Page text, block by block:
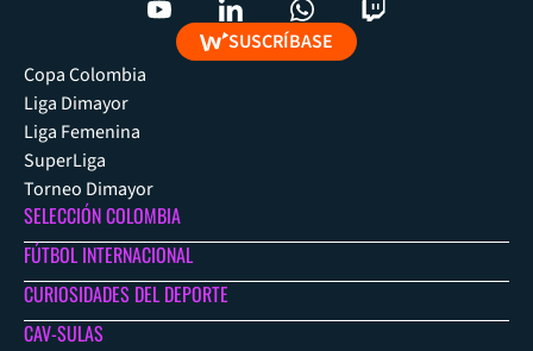
SUSCRÍBASE
Copa Colombia
Liga Dimayor
Liga Femenina
SuperLiga
Torneo Dimayor
SELECCIÓN COLOMBIA
FÚTBOL INTERNACIONAL
CURIOSIDADES DEL DEPORTE
CAV-SULAS